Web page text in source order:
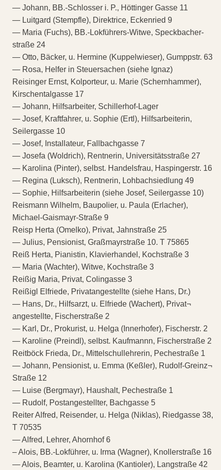
— Johann, BB.-Schlosser i. P., Höttinger Gasse 11
— Luitgard (Stempfle), Direktrice, Eckenried 9
— Maria (Fuchs), BB.-Lokführers-Witwe, Speckbacher-
straße 24
— Otto, Bäcker, u. Hermine (Kuppelwieser), Gumppstr. 63
— Rosa, Helfer in Steuersachen (siehe Ignaz)
Reisinger Ernst, Kolporteur, u. Marie (Schernhammer),
Kirschentalgasse 17
— Johann, Hilfsarbeiter, Schillerhof-Lager
— Josef, Kraftfahrer, u. Sophie (Ertl), Hilfsarbeiterin,
Seilergasse 10
— Josef, Installateur, Fallbachgasse 7
— Josefa (Woldrich), Rentnerin, Universitätsstraße 27
— Karolina (Pinter), selbst. Handelsfrau, Haspingerstr. 16
— Regina (Luksch), Rentnerin, Lohbachsiedlung 49
— Sophie, Hilfsarbeiterin (siehe Josef, Seilergasse 10)
Reismann Wilhelm, Baupolier, u. Paula (Erlacher),
Michael-Gaismayr-Straße 9
Reisp Herta (Omelko), Privat, Jahnstraße 25
— Julius, Pensionist, Graßmayrstraße 10. T 75865
Reiß Herta, Pianistin, Klavierhandel, Kochstraße 3
— Maria (Wachter), Witwe, Kochstraße 3
Reißig Maria, Privat, Colingasse 3
Reißigl Elfriede, Privatangestellte (siehe Hans, Dr.)
— Hans, Dr., Hilfsarzt, u. Elfriede (Wachert), Privat¬
angestellte, Fischerstraße 2
— Karl, Dr., Prokurist, u. Helga (Innerhofer), Fischerstr. 2
— Karoline (Preindl), selbst. Kaufmannn, Fischerstraße 2
Reitböck Frieda, Dr., Mittelschullehrerin, Pechestraße 1
— Johann, Pensionist, u. Emma (Keßler), Rudolf-Greinz¬
Straße 12
— Luise (Bergmayr), Haushalt, Pechestraße 1
— Rudolf, Postangestellter, Bachgasse 5
Reiter Alfred, Reisender, u. Helga (Niklas), Riedgasse 38,
T 70535
— Alfred, Lehrer, Ahornhof 6
– Alois, BB.-Lokführer, u. Irma (Wagner), Knollerstraße 16
— Alois, Beamter, u. Karolina (Kantioler), Langstraße 42